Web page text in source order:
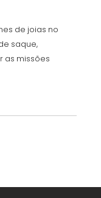
de joias no
saque,
as missões